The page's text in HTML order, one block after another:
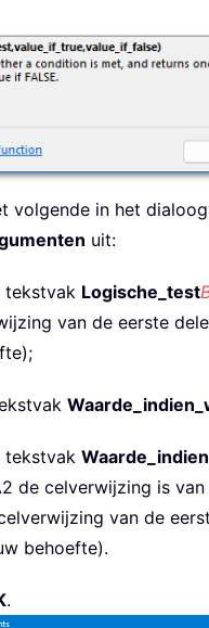
volgende in het
uit:
tekstvak Logische_test
van de eerste
tekstvak
de celverwijzing is
van de
behoefte).
.